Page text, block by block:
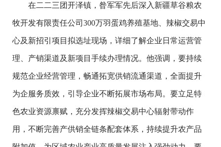
在二二三团开泽镇，昝军军先后深入新疆草谷粮农
牧开发有限责任公司300万羽蛋鸡养殖基地、辣椒交易中
心及新招引项目拟选址现场，详细了解企业日常运营管
理、产销渠道及新项目手续办理情况。他强调，要持续
规范企业经营管理，畅通拓宽供销流通渠道，全面提升
为企服务质效，引导企业不断拓展市场布局。要立足特
色农业资源禀赋，充分发挥辣椒交易中心辐射带动作
用，不断完善产供销全链条配套体系，持续提升农产品